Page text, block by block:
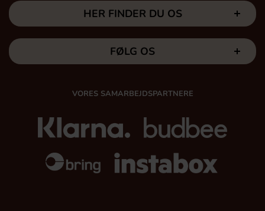
HER FINDER DU OS
FØLG OS
VORES SAMARBEJDSPARTNERE